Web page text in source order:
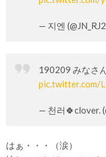
— 지엔
190209 みなさ
pic.twitter.com/
— 천러🍀clover.
はぁ・・・（涙）